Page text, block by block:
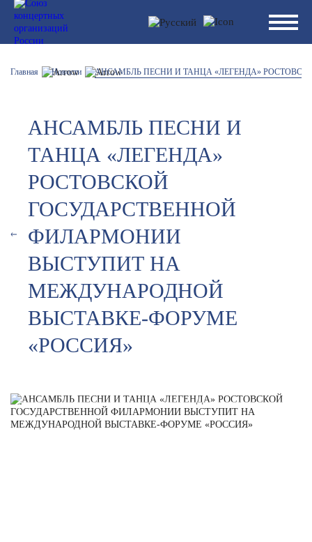
Главная Новости АНСАМБЛЬ ПЕСНИ И ТАНЦА «ЛЕГЕНДА»
АНСАМБЛЬ ПЕСНИ И
ТАНЦА «ЛЕГЕНДА»
РОСТОВСКОЙ
ГОСУДАРСТВЕННОЙ
ФИЛАРМОНИИ
ВЫСТУПИТ НА
МЕЖДУНАРОДНОЙ
ВЫСТАВКЕ-ФОРУМЕ
«РОССИЯ»